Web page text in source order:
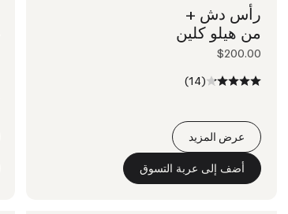
رأس دش +
من هيلو كلين
$200.00
(14)
عرض المزيد
أضف إلى عربة التسوق